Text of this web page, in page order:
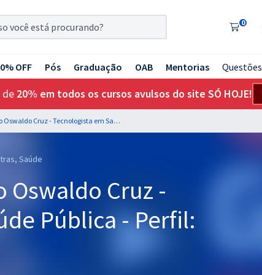
0
OFF Pós Graduação OAB Mentorias
de 20% em todos os cursos avulsos do site SÓ HOJE!
FIOCRUZ - Fundação Oswaldo Cruz - Tecnologista em Saúde Pública - Perfil: Jornalista Web
Saúde
Oswaldo Cruz -
Pública - Perfil: